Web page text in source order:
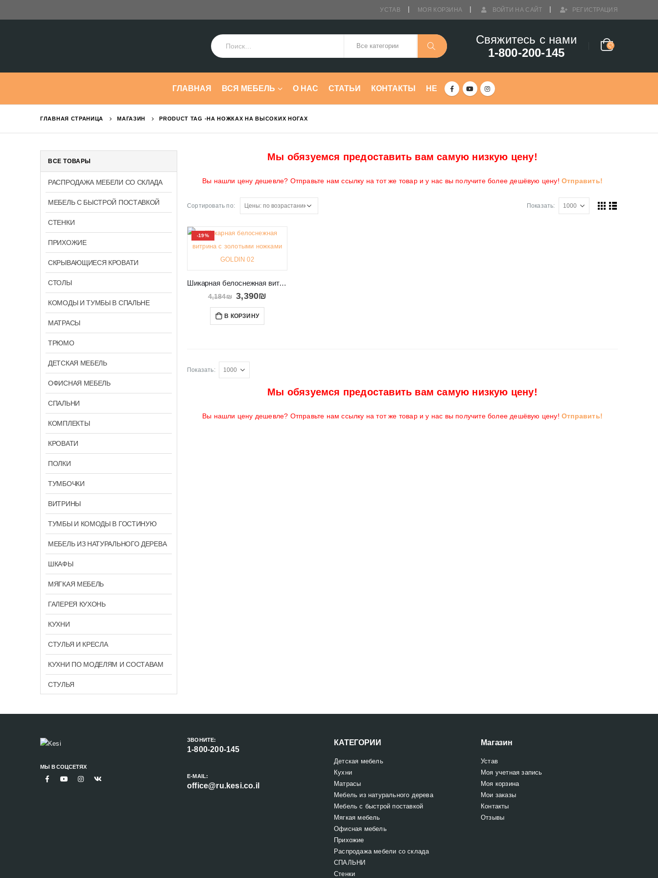
УСТАВ МОЯ КОРЗИНА ВОЙТИ НА САЙТ РЕГИСТРАЦИЯ
Свяжитесь с нами
1-800-200-145
ГЛАВНАЯ ВСЯ МЕБЕЛЬ О НАС СТАТЬИ КОНТАКТЫ HE
ГЛАВНАЯ СТРАНИЦА МАГАЗИН PRODUCT TAG -НА НОЖКАХ НА ВЫСОКИХ НОГАХ
Мы обязуемся предоставить вам самую низкую цену!
Вы нашли цену дешевле? Отправьте нам ссылку на тот же товар и у нас вы получите более дешёвую цену! Отправить!
Сортировать по: Показать:
-19%
Шикарная белоснежная витрина с золотыми ножками GOLDIN 02
4,184₪ 3,390₪
В КОРЗИНУ
Показать:
Мы обязуемся предоставить вам самую низкую цену!
Вы нашли цену дешевле? Отправьте нам ссылку на тот же товар и у нас вы получите более дешёвую цену! Отправить!
ВСЕ ТОВАРЫ
РАСПРОДАЖА МЕБЕЛИ СО СКЛАДА
МЕБЕЛЬ С БЫСТРОЙ ПОСТАВКОЙ
СТЕНКИ
ПРИХОЖИЕ
СКРЫВАЮЩИЕСЯ КРОВАТИ
СТОЛЫ
КОМОДЫ И ТУМБЫ В СПАЛЬНЕ
МАТРАСЫ
ТРЮМО
ДЕТСКАЯ МЕБЕЛЬ
ОФИСНАЯ МЕБЕЛЬ
СПАЛЬНИ
КОМПЛЕКТЫ
КРОВАТИ
ПОЛКИ
ТУМБОЧКИ
ВИТРИНЫ
ТУМБЫ И КОМОДЫ В ГОСТИНУЮ
МЕБЕЛЬ ИЗ НАТУРАЛЬНОГО ДЕРЕВА
ШКАФЫ
МЯГКАЯ МЕБЕЛЬ
ГАЛЕРЕЯ КУХОНЬ
КУХНИ
СТУЛЬЯ И КРЕСЛА
КУХНИ ПО МОДЕЛЯМ И СОСТАВАМ
СТУЛЬЯ
МЫ В СОЦСЕТЯХ
ЗВОНИТЕ:
1-800-200-145
E-MAIL:
office@ru.kesi.co.il
КАТЕГОРИИ
Детская мебель
Кухни
Матрасы
Мебель из натурального дерева
Мебель с быстрой поставкой
Мягкая мебель
Офисная мебель
Прихожие
Распродажа мебели со склада
СПАЛЬНИ
Стенки
Магазин
Устав
Моя учетная запись
Моя корзина
Мои заказы
Контакты
Отзывы